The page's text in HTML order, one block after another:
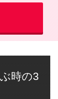
時の3